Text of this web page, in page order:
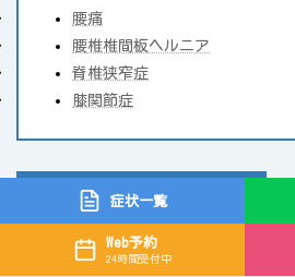
腰痛
腰椎椎間板ヘルニア
脊椎狭窄症
膝関節症
症状別メニュー【運動器系】
骨折・脱臼・捻挫・肉離れ
症状一覧
Web予約
24時間受付中